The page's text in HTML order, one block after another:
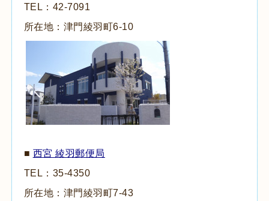
TEL： 42-7091
所在地：津門綾羽町6-10
■ 西宮 綾羽郵便局
TEL：35-4350
所在地：津門綾羽町7-43